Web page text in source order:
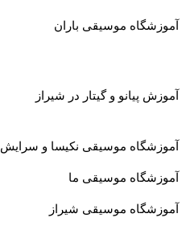
آموزشگاه موسیقی باران
آموزش پیانو و گیتار در شیراز
آموزشگاه موسیقی نکیسا و سرایش
آموزشگاه موسیقی ما
آموزشگاه موسیقی شیراز